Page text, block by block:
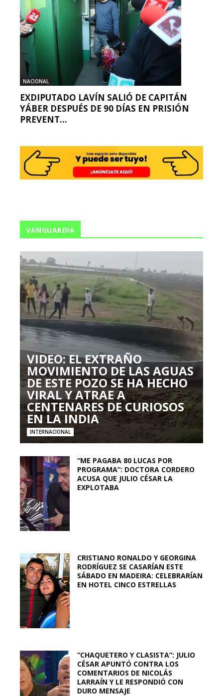
NACIONAL
EXDIPUTADO LAVÍN SALIÓ DE CAPITÁN
YÁBER DESPUÉS DE 90 DÍAS EN PRISIÓN
PREVENT...
VANGUARDIA
VIDEO: EL EXTRAÑO
MOVIMIENTO DE LAS AGUAS
DE ESTE POZO SE HA HECHO
VIRAL Y ATRAE A
CENTENARES DE CURIOSOS
EN LA INDIA
INTERNACIONAL
“ME PAGABA 80 LUCAS POR
PROGRAMA”: DOCTORA CORDERO
ACUSA QUE JULIO CÉSAR LA
EXPLOTABA
CRISTIANO RONALDO Y GEORGINA
RODRÍGUEZ SE CASARÍAN ESTE
SÁBADO EN MADEIRA: CELEBRARÍAN
EN HOTEL CINCO ESTRELLAS
“CHAQUETERO Y CLASISTA”: JULIO
CÉSAR APUNTÓ CONTRA LOS
COMENTARIOS DE NICOLÁS
LARRAÍN Y LE RESPONDIÓ CON
DURO MENSAJE